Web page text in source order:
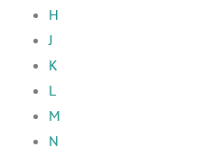
H
J
K
L
M
N